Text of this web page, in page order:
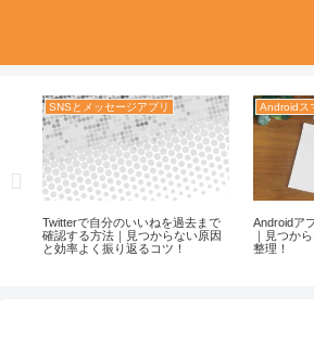
SNSとメッセージアプリ
Twitterで自分のいいねを過去まで
確認する方法｜見つからない原因
と効率よく振り返るコツ！
Androidス
Androidア
｜見つか
整理！